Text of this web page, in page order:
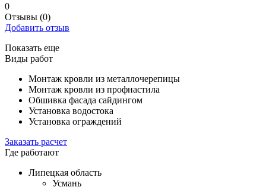
0
Отзывы (0)
Добавить отзыв
Показать еще
Виды работ
Монтаж кровли из металлочерепицы
Монтаж кровли из профнастила
Обшивка фасада сайдингом
Установка водостока
Установка ограждений
Заказать расчет
Где работают
Липецкая область
Усмань